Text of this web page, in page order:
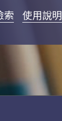
索 使用說明